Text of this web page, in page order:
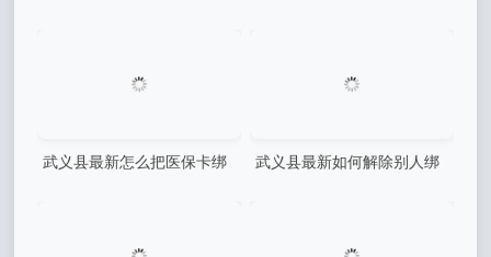
武义县最新怎么把医保卡绑
武义县最新如何解除别人绑